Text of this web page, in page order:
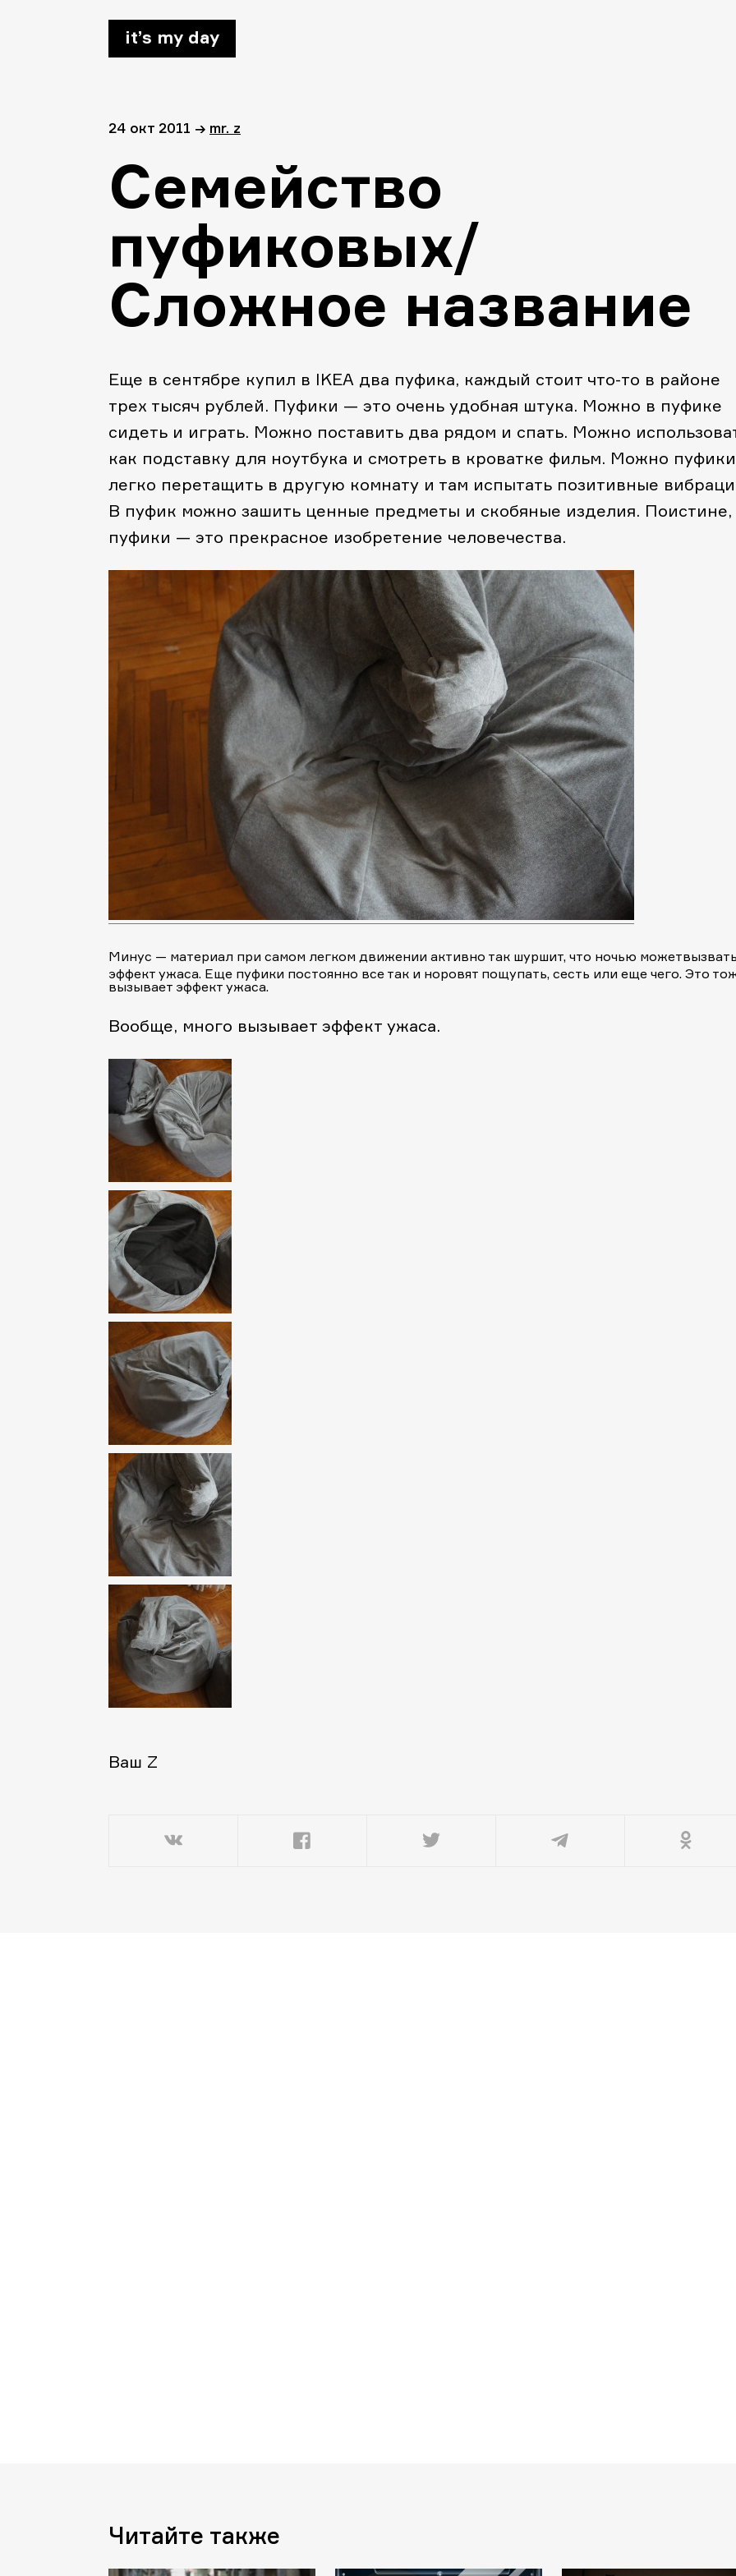
it’s my day
24 окт 2011 → mr. z
Семейство
пуфиковых/
Сложное название
Еще в сентябре купил в IKEA два пуфика, каждый стоит что-то в районе
трех тысяч рублей. Пуфики — это очень удобная штука. Можно в пуфике
сидеть и играть. Можно поставить два рядом и спать. Можно
как подставку для ноутбука и смотреть в кроватке фильм. Можно пуфики
легко перетащить в другую комнату и там испытать позитивные
В пуфик можно зашить ценные предметы и скобяные изделия. Поистине,
пуфики — это прекрасное изобретение человечества.
Минус — материал при самом легком движении активно так шуршит, что ночью
эффект ужаса. Еще пуфики постоянно все так и норовят пощупать, сесть или еще чего. Это
вызывает эффект ужаса.
Вообще, много вызывает эффект ужаса.
Ваш Z
Читайте также